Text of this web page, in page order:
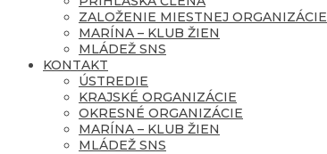
ZALOŽENIE MIESTNEJ ORGANIZÁCIE
MARÍNA – KLUB ŽIEN
MLÁDEŽ SNS
KONTAKT
ÚSTREDIE
KRAJSKÉ ORGANIZÁCIE
OKRESNÉ ORGANIZÁCIE
MARÍNA – KLUB ŽIEN
MLÁDEŽ SNS